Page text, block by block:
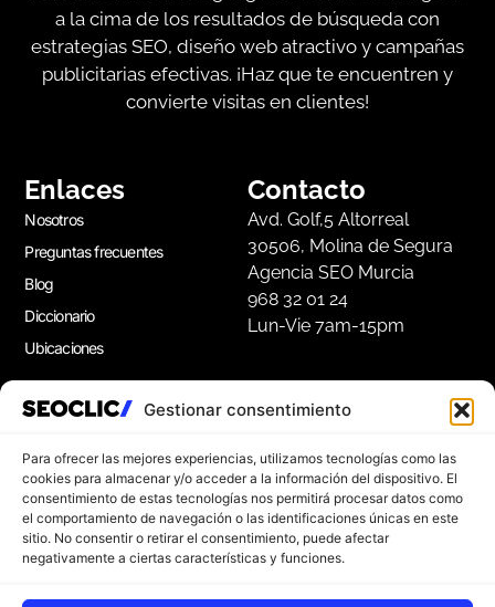
Gestionar consentimiento
Para ofrecer las mejores experiencias, utilizamos tecnologías como las
cookies para almacenar y/o acceder a la información del dispositivo. El
consentimiento de estas tecnologías nos permitirá procesar datos como
el comportamiento de navegación o las identificaciones únicas en este
sitio. No consentir o retirar el consentimiento, puede afectar
negativamente a ciertas características y funciones.
a la cima de los resultados de búsqueda con
estrategias SEO, diseño web atractivo y campañas
publicitarias efectivas. ¡Haz que te encuentren y
convierte visitas en clientes!
Enlaces
Nosotros
Preguntas frecuentes
Blog
Diccionario
Ubicaciones
Contacto
Avd. Golf,5 Altorreal
30506, Molina de Segura
Agencia SEO Murcia
968 32 01 24
Lun-Vie 7am-15pm
Apúntate a nuestra Newsletter
Suscríbete a nuestro boletín para disfrutar de
consejos de marketing gratuitos, e ideas de
inspiración.